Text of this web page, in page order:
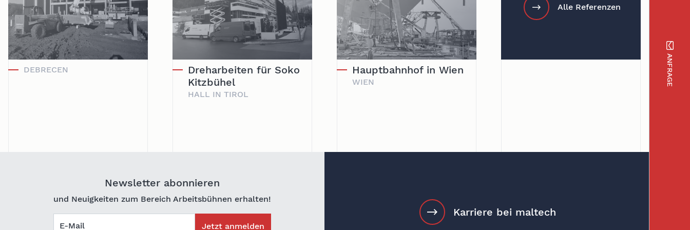
DEBRECEN
Dreharbeiten für Soko
Kitzbühel
HALL IN TIROL
Hauptbahnhof in Wien
WIEN
Alle Referenzen
Newsletter abonnieren
und Neuigkeiten zum Bereich Arbeitsbühnen erhalten!
E-Mail Jetzt anmelden
Karriere bei maltech
ANFRAGE